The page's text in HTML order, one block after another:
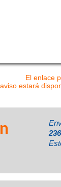
El enlace
estará